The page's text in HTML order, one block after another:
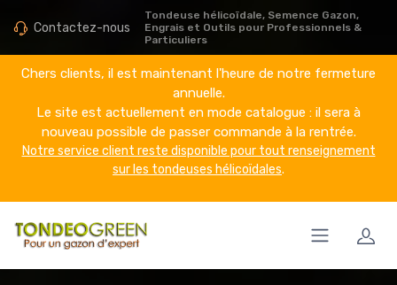
Contactez-nous
Tondeuse hélicoïdale, Semence Gazon,
Engrais et Outils pour Professionnels &
Particuliers
Chers clients, il est maintenant l'heure de notre fermeture
annuelle.
Le site est actuellement en mode catalogue : il sera à
nouveau possible de passer commande à la rentrée.
Notre service client reste disponible pour tout renseignement
sur les tondeuses hélicoïdales.